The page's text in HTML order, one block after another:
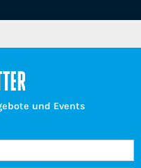
und Events